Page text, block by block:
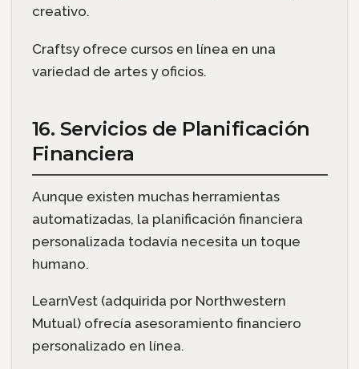
creativo.
Craftsy ofrece cursos en línea en una
variedad de artes y oficios.
16. Servicios de Planificación
Financiera
Aunque existen muchas herramientas
automatizadas, la planificación financiera
personalizada todavía necesita un toque
humano.
LearnVest (adquirida por Northwestern
Mutual) ofrecía asesoramiento financiero
personalizado en línea.